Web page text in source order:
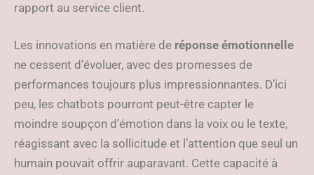
rapport au service client.
Les innovations en matière de réponse émotionnelle
ne cessent d’évoluer, avec des promesses de
performances toujours plus impressionnantes. D’ici
peu, les chatbots pourront peut-être capter le
moindre soupçon d’émotion dans la voix ou le texte,
réagissant avec la sollicitude et l’attention que seul un
humain pouvait offrir auparavant. Cette capacité à